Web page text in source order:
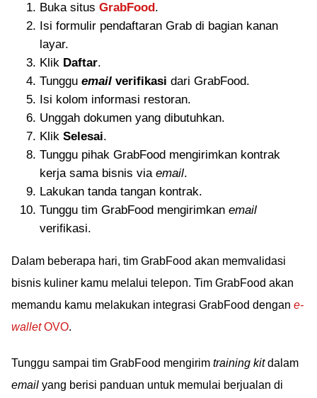
Buka situs GrabFood .
Isi formulir pendaftaran Grab di bagian kanan
layar.
Klik Daftar.
Tunggu email verifikasi dari GrabFood.
Isi kolom informasi restoran.
Unggah dokumen yang dibutuhkan.
Klik Selesai.
Tunggu pihak GrabFood mengirimkan kontrak
kerja sama bisnis via email.
Lakukan tanda tangan kontrak.
Tunggu tim GrabFood mengirimkan email
verifikasi.
Dalam beberapa hari, tim GrabFood akan memvalidasi
bisnis kuliner kamu melalui telepon. Tim GrabFood akan
memandu kamu melakukan integrasi GrabFood dengan e-
walletOVO.
Tunggu sampai tim GrabFood mengirim training kitdalam
email yang berisi panduan untuk memulai berjualan di